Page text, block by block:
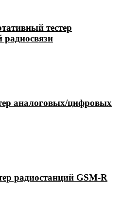
тестер
радиосвязи
аналоговых/цифровых
радиостанций GSM-R